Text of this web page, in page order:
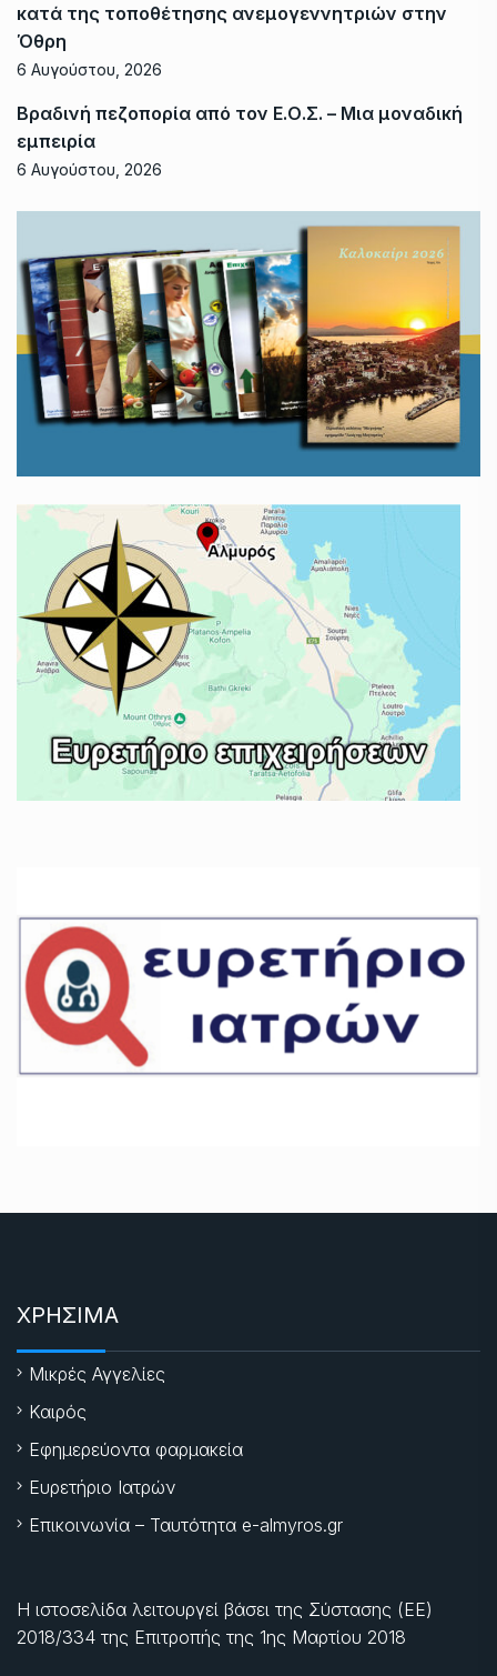
κατά της τοποθέτησης ανεμογεννητριών στην
Όθρη
6 Αυγούστου, 2026
Βραδινή πεζοπορία από τον Ε.Ο.Σ. – Μια μοναδική
εμπειρία
6 Αυγούστου, 2026
ΧΡΗΣΙΜΑ
Μικρές Αγγελίες
Καιρός
Εφημερεύοντα φαρμακεία
Ευρετήριο Ιατρών
Επικοινωνία – Ταυτότητα e-almyros.gr
Η ιστοσελίδα λειτουργεί βάσει της Σύστασης (ΕΕ)
2018/334 της Επιτροπής της 1ης Μαρτίου 2018